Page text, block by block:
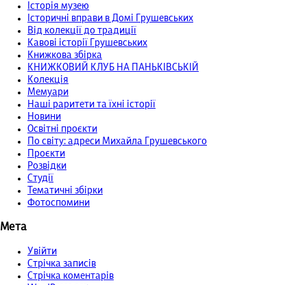
Історія музею
Історичні вправи в Домі Грушевських
Від колекції до традиції
Кавові історії Грушевських
Книжкова збірка
КНИЖКОВИЙ КЛУБ НА ПАНЬКІВСЬКІЙ
Колекція
Мемуари
Наші раритети та їхні історії
Новини
Освітні проєкти
По світу: адреси Михайла Грушевського
Проєкти
Розвідки
Студії
Тематичні збірки
Фотоспомини
Мета
Увійти
Стрічка записів
Стрічка коментарів